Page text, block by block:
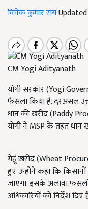
विवेक कुमार राय
CM Yogi Adityanath
योगी सरकार (Yogi
फैसला किया है. दरअसल
धान की खरीद (Paddy
योगी ने MSP के तहत धान
गेहूं खरीद (Wheat
हुए उन्होंने कहा कि
जाएगा. इसके अलावा
अधिकारियों को निर्देश दिए